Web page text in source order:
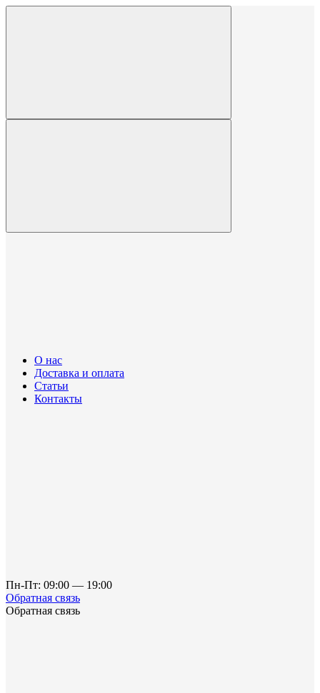
О нас
Доставка и оплата
Статьи
Контакты
Пн-Пт: 09:00 — 19:00
Обратная связь
Обратная связь